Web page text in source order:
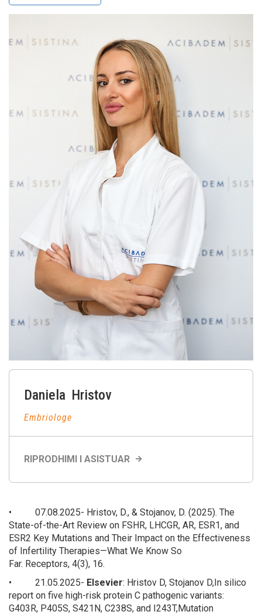
Daniela Hristov
Embriologe
RIPRODHIMI I ASISTUAR
• 07.08.2025- Hristov, D., & Stojanov, D. (2025). The
State-of-the-Art Review on FSHR, LHCGR, AR, ESR1, and
ESR2 Key Mutations and Their Impact on the Effectiveness
of Infertility Therapies—What We Know So
Far. Receptors, 4(3), 16.
• 21.05.2025- Elsevier: Hristov D, Stojanov D,In silico
report on five high-risk protein C pathogenic variants:
G403R, P405S, S421N, C238S, and I243T,Mutation